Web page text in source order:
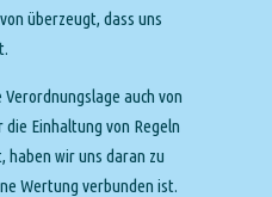
überzeugt, dass uns
auch von
Einhaltung von Regeln
haben wir uns daran zu
Wertung verbunden ist.